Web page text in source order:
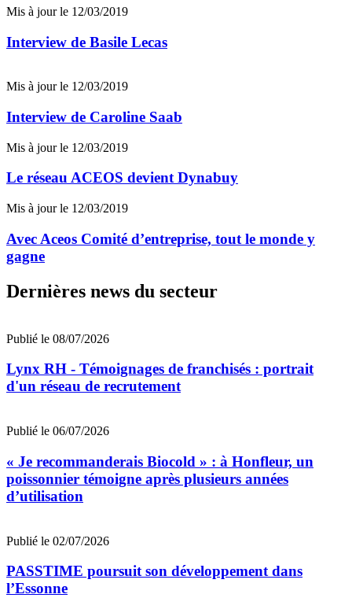
Mis à jour le 12/03/2019
Interview de Basile Lecas
Mis à jour le 12/03/2019
Interview de Caroline Saab
Mis à jour le 12/03/2019
Le réseau ACEOS devient Dynabuy
Mis à jour le 12/03/2019
Avec Aceos Comité d’entreprise, tout le monde y
gagne
Dernières news du secteur
Publié le 08/07/2026
Lynx RH - Témoignages de franchisés : portrait
d'un réseau de recrutement
Publié le 06/07/2026
« Je recommanderais Biocold » : à Honfleur, un
poissonnier témoigne après plusieurs années
d’utilisation
Publié le 02/07/2026
PASSTIME poursuit son développement dans
l’Essonne